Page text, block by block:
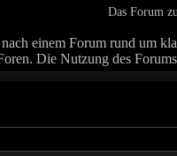
Das Forum
einem Forum rund um
Die Nutzung des